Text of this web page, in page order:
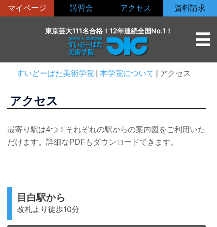
ン
マイページ 講習会 アクセス 資料請求
東京芸大111名合格！12年連続全国No.1！
すいどーばた美術学院 本学院について アクセス
アクセス
最寄り駅は4つ！それぞれの駅からの案内図をご利用いた
だけます。詳細なPDFもダウンロードできます。
目白駅から
改札より徒歩10分